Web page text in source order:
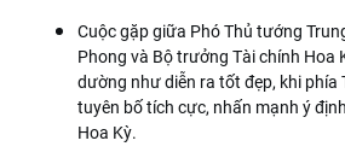
Cuộc gặp giữa Phó Thủ tướng
Phong và Bộ trưởng Tài chính Hoa
dường như diễn ra tốt đẹp, khi phía
tuyên bố tích cực, nhấn mạnh ý
Hoa Kỳ.